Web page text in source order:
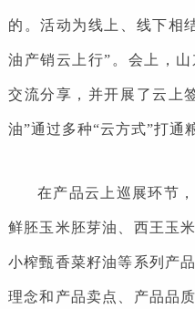
的。活动为线上、线下相
油产销云上行”。会上，
交流分享，并开展了云上
油”通过多种“云方式”打通
在产品云上巡展环节
鲜胚玉米胚芽油、西王玉
小榨甄香菜籽油等系列产
理念和产品卖点、产品品